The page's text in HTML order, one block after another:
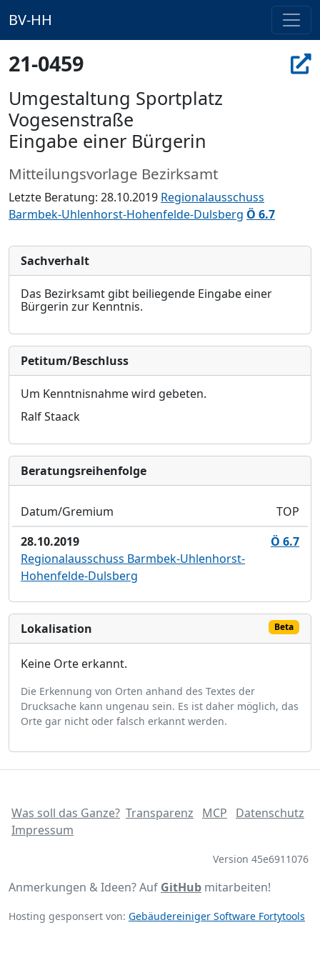
BV-HH
21-0459
Umgestaltung Sportplatz
Vogesenstraße
Eingabe einer Bürgerin
Mitteilungsvorlage Bezirksamt
Letzte Beratung: 28.10.2019 Regionalausschuss
Barmbek-Uhlenhorst-Hohenfelde-Dulsberg Ö 6.7
Sachverhalt
Das Bezirksamt gibt beiliegende Eingabe einer
Bürgerin zur Kenntnis.
Petitum/Beschluss
Um Kenntnisnahme wird gebeten.
Ralf Staack
Bera­tungs­reihen­folge
Datum/Gremium
TOP
28.10.2019
Ö 6.7
Regionalausschuss Barmbek-Uhlenhorst-
Hohenfelde-Dulsberg
Lokalisation Beta
Keine Orte erkannt.
Die Erkennung von Orten anhand des Textes der
Drucksache kann ungenau sein. Es ist daher möglich, das
Orte gar nicht oder falsch erkannt werden.
Was soll das Ganze? Transparenz MCP
Datenschutz
Impressum
Version 45e6911076
Anmerkungen & Ideen? Auf GitHub mitarbeiten!
Hosting gesponsert von: Gebäudereiniger Software Fortytools